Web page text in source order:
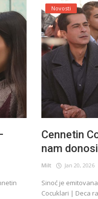
Novosti
Cennetin
nam
Milt Jan 20, 2026
Sinoć je
Cocuklari | Deca